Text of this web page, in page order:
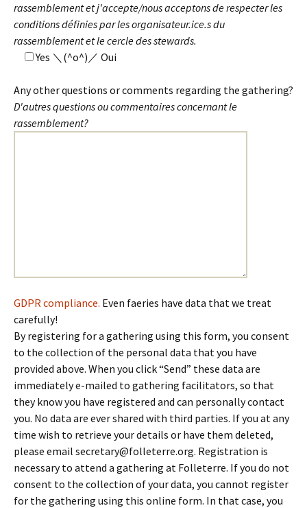
rassemblement et j'accepte/nous acceptons de respecter les
conditions définies par les organisateur.ice.s du
rassemblement et le cercle des stewards.
Yes ＼(^o^)／ Oui
Any other questions or comments regarding the gathering?
D'autres questions ou commentaires concernant le
rassemblement?
GDPR compliance. Even faeries have data that we treat
carefully!
By registering for a gathering using this form, you consent
to the collection of the personal data that you have
provided above. When you click “Send” these data are
immediately e-mailed to gathering facilitators, so that
they know you have registered and can personally contact
you. No data are ever shared with third parties. If you at any
time wish to retrieve your details or have them deleted,
please email secretary@folleterre.org. Registration is
necessary to attend a gathering at Folleterre. If you do not
consent to the collection of your data, you cannot register
for the gathering using this online form. In that case, you